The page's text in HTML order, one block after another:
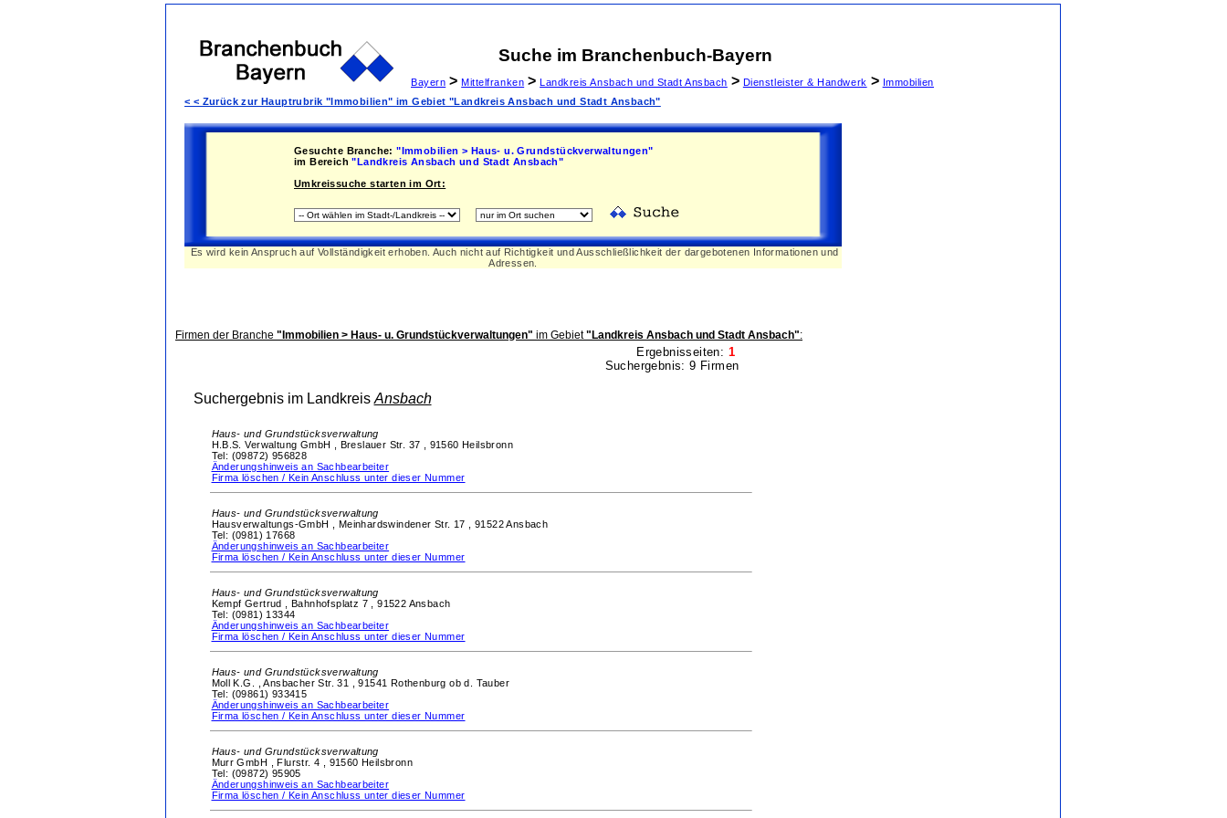
Suche im Branchenbuch-Bayern
Bayern > Mittelfranken > Landkreis Ansbach und Stadt Ansbach > Dienstleister & Handwerk > Immobilien
< < Zurück zur Hauptrubrik "Immobilien" im Gebiet "Landkreis Ansbach und Stadt Ansbach"
Gesuchte Branche: "Immobilien > Haus- u. Grundstückverwaltungen"
im Bereich "Landkreis Ansbach und Stadt Ansbach"
Umkreissuche starten im Ort:
Es wird kein Anspruch auf Vollständigkeit erhoben. Auch nicht auf Richtigkeit und Ausschließlichkeit der dargebotenen Informationen und
Adressen.
Firmen der Branche "Immobilien > Haus- u. Grundstückverwaltungen" im Gebiet"Landkreis Ansbach und Stadt Ansbach":
Ergebnisseiten: 1
Suchergebnis: 9 Firmen
Suchergebnis im Landkreis Ansbach
Haus- und Grundstücksverwaltung
H.B.S. Verwaltung GmbH , Breslauer Str. 37 , 91560 Heilsbronn
Tel: (09872) 956828
Änderungshinweis an Sachbearbeiter
Firma löschen / Kein Anschluss unter dieser Nummer
Haus- und Grundstücksverwaltung
Hausverwaltungs-GmbH , Meinhardswindener Str. 17 , 91522 Ansbach
Tel: (0981) 17668
Änderungshinweis an Sachbearbeiter
Firma löschen / Kein Anschluss unter dieser Nummer
Haus- und Grundstücksverwaltung
Kempf Gertrud , Bahnhofsplatz 7 ,91522 Ansbach
Tel: (0981) 13344
Änderungshinweis an Sachbearbeiter
Firma löschen / Kein Anschluss unter dieser Nummer
Haus- und Grundstücksverwaltung
Moll K.G. ,Ansbacher Str. 31 ,91541 Rothenburg ob d. Tauber
Tel: (09861) 933415
Änderungshinweis an Sachbearbeiter
Firma löschen / Kein Anschluss unter dieser Nummer
Haus- und Grundstücksverwaltung
Murr GmbH ,Flurstr. 4 , 91560 Heilsbronn
Tel: (09872) 95905
Änderungshinweis an Sachbearbeiter
Firma löschen / Kein Anschluss unter dieser Nummer